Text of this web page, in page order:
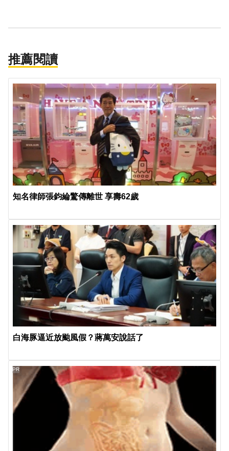
推薦閱讀
知名律師張鈞綸驚傳離世 享壽62歲
白海豚逼近放颱風假？蔣萬安說話了
PR